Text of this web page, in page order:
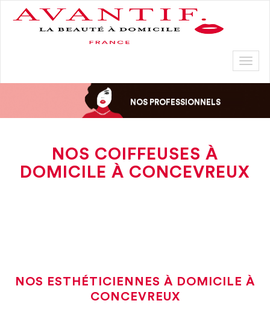
NOS PROFESSIONNELS
NOS COIFFEUSES À
DOMICILE À CONCEVREUX
NOS ESTHÉTICIENNES À DOMICILE À
CONCEVREUX